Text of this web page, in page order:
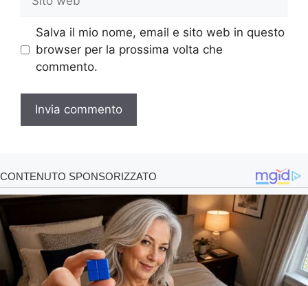
web
Salva il mio nome, email e sito web in questo
browser per la prossima volta che
commento.